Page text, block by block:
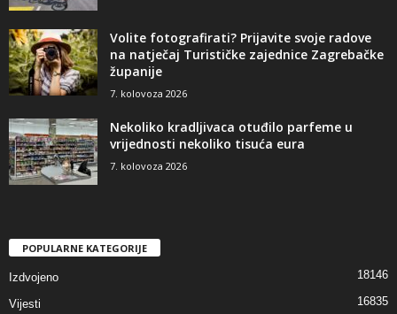
Volite fotografirati? Prijavite svoje radove
na natječaj Turističke zajednice Zagrebačke
županije
7. kolovoza 2026
Nekoliko kradljivaca otuđilo parfeme u
vrijednosti nekoliko tisuća eura
7. kolovoza 2026
POPULARNE KATEGORIJE
Izdvojeno 18146
Vijesti 16835